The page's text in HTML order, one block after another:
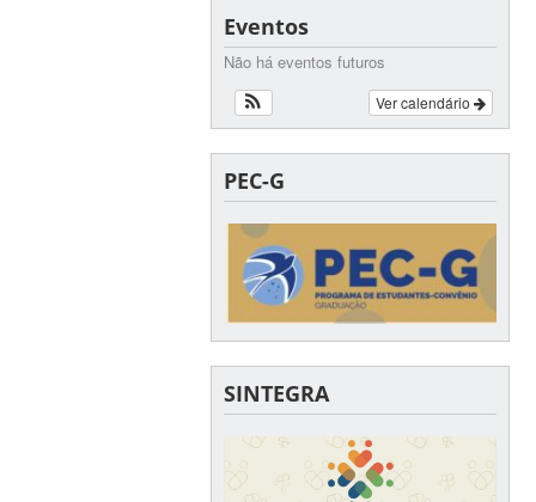
Eventos
Não há eventos futuros
Ver calendário
PEC-G
SINTEGRA